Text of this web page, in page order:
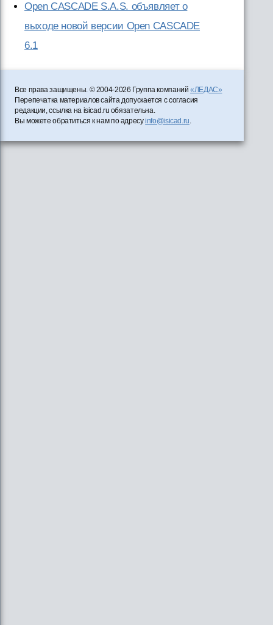
Open CASCADE S.A.S. объявляет о
выходе новой версии Open CASCADE
6.1
Все права защищены. © 2004-2026 Группа компаний«ЛЕДАС»
Перепечатка материалов сайта допускается с согласия
редакции, ссылка на isicad.ru обязательна.
Вы можете обратиться к нам по адресуinfo@isicad.ru.